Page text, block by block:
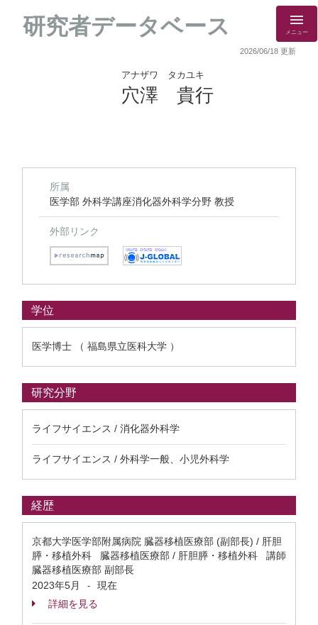
研究者データベース メニュー
2026/06/18 更新
アナザワ タカユキ
穴澤 貴行
所属
医学部 外科学講座消化器外科学分野 教授
外部リンク
学位
医学博士 （ 福島県立医科大学 ）
研究分野
ライフサイエンス / 消化器外科学
ライフサイエンス / 外科学一般、小児外科学
経歴
京都大学医学部附属病院 臓器移植医療部 (副部長) / 肝胆
膵・移植外科 臓器移植医療部 / 肝胆膵・移植外科 講師
臓器移植医療部 副部長
2023年5月
-
現在
詳細を見る